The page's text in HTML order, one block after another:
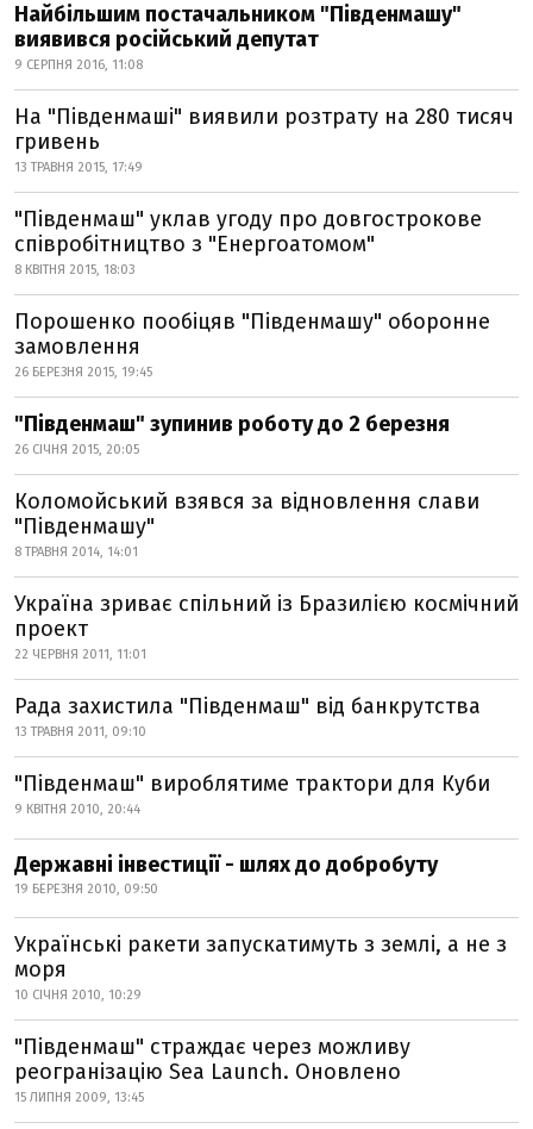
Найбільшим постачальником "Південмашу"
виявився російський депутат
9 СЕРПНЯ 2016, 11:08
На "Південмаші" виявили розтрату на 280 тисяч
гривень
13 ТРАВНЯ 2015, 17:49
"Південмаш" уклав угоду про довгострокове
співробітництво з "Енергоатомом"
8 КВІТНЯ 2015, 18:03
Порошенко пообіцяв "Південмашу" оборонне
замовлення
26 БЕРЕЗНЯ 2015, 19:45
"Південмаш" зупинив роботу до 2 березня
26 СІЧНЯ 2015, 20:05
Коломойський взявся за відновлення слави
"Південмашу"
8 ТРАВНЯ 2014, 14:01
Україна зриває спільний із Бразилією космічний
проект
22 ЧЕРВНЯ 2011, 11:01
Рада захистила "Південмаш" від банкрутства
13 ТРАВНЯ 2011, 09:10
"Південмаш" вироблятиме трактори для Куби
9 КВІТНЯ 2010, 20:44
Державні інвестиції - шлях до добробуту
19 БЕРЕЗНЯ 2010, 09:50
Українські ракети запускатимуть з землі, а не з
моря
10 СІЧНЯ 2010, 10:29
"Південмаш" страждає через можливу
реогранізацію Sea Launch. Оновлено
15 ЛИПНЯ 2009, 13:45